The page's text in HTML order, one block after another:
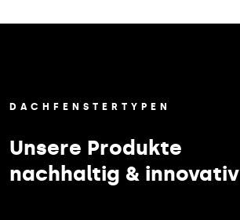
DACHFENSTERTYPEN
Unsere Produkte
nachhaltig & innovativ